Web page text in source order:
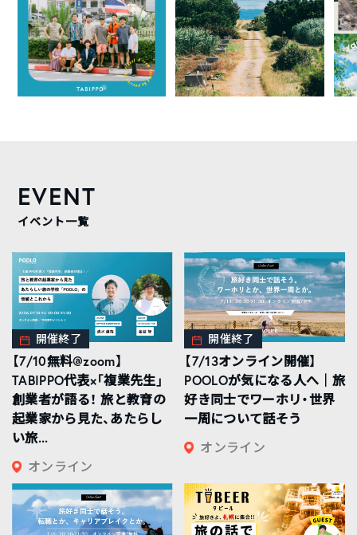
EVENT
イベント一覧
開催終了
【7/10無料@zoom】
TABIPPO代表×「複業先生」
創業者が語る！ 旅と教育の
起業家から見た、あたらし
い旅...
オンライン
開催終了
【7/13オンライン開催】
POOLOが気になる人へ｜旅
好き同士でワーホリ・世界
一周について話そう
オンライン